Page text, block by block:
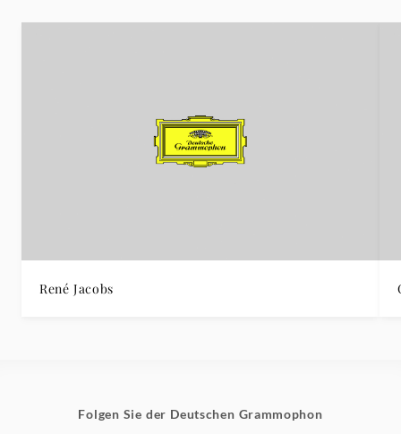
René Jacobs
Folgen Sie der Deutschen Grammophon